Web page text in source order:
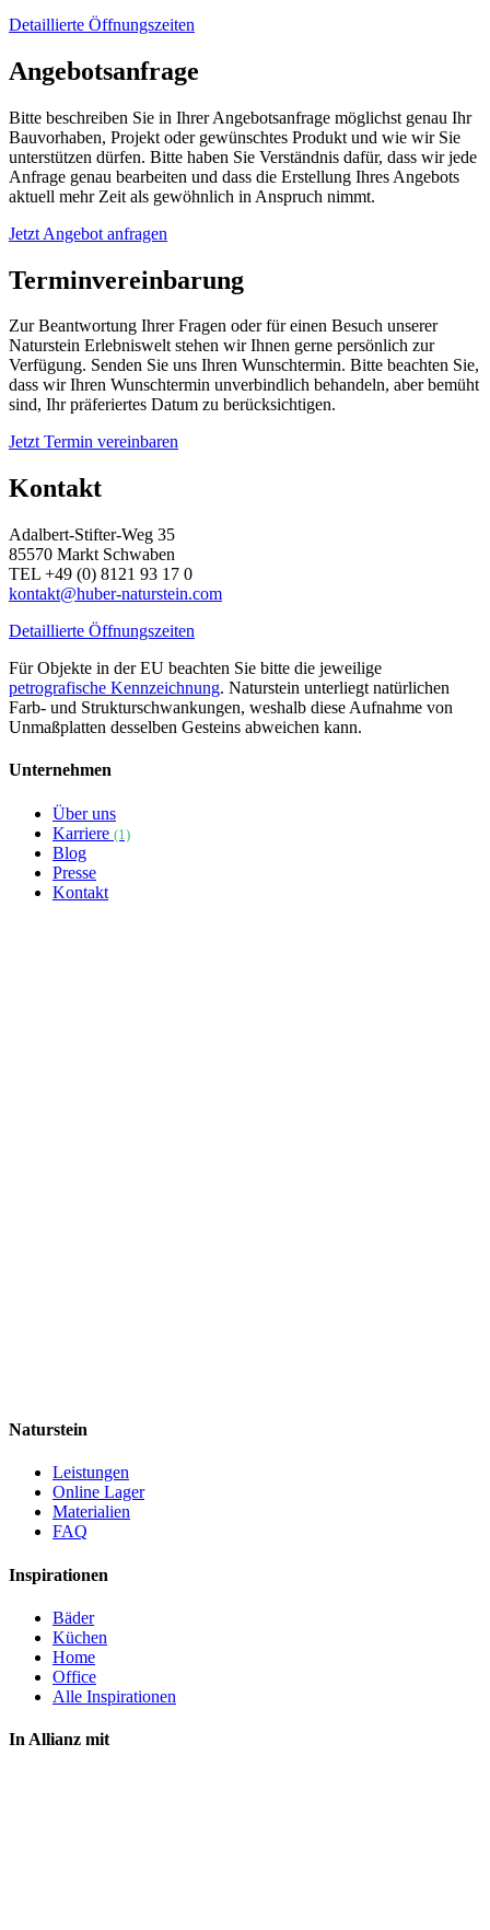
Detaillierte Öffnungszeiten
Angebotsanfrage
Bitte beschreiben Sie in Ihrer Angebotsanfrage möglichst genau Ihr
Bauvorhaben, Projekt oder gewünschtes Produkt und wie wir Sie
unterstützen dürfen. Bitte haben Sie Verständnis dafür, dass wir jede
Anfrage genau bearbeiten und dass die Erstellung Ihres Angebots
aktuell mehr Zeit als gewöhnlich in Anspruch nimmt.
Jetzt Angebot anfragen
Terminvereinbarung
Zur Beantwortung Ihrer Fragen oder für einen Besuch unserer
Naturstein Erlebniswelt stehen wir Ihnen gerne persönlich zur
Verfügung. Senden Sie uns Ihren Wunschtermin. Bitte beachten Sie,
dass wir Ihren Wunschtermin unverbindlich behandeln, aber bemüht
sind, Ihr präferiertes Datum zu berücksichtigen.
Jetzt Termin vereinbaren
Kontakt
Adalbert-Stifter-Weg 35
85570 Markt Schwaben
TEL +49 (0) 8121 93 17 0
kontakt@huber-naturstein.com
Detaillierte Öffnungszeiten
Für Objekte in der EU beachten Sie bitte die jeweilige
petrografische Kennzeichnung. Naturstein unterliegt natürlichen
Farb- und Strukturschwankungen, weshalb diese Aufnahme von
Unmaßplatten desselben Gesteins abweichen kann.
Unternehmen
Über uns
Karriere (1)
Blog
Presse
Kontakt
Naturstein
Leistungen
Online Lager
Materialien
FAQ
Inspirationen
Bäder
Küchen
Home
Office
Alle Inspirationen
In Allianz mit